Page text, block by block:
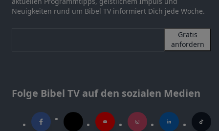
Neuigkeiten rund um Bibel TV informiert Dich jede Woche.
Gratis
anfordern
Folge Bibel TV auf den sozialen Medien